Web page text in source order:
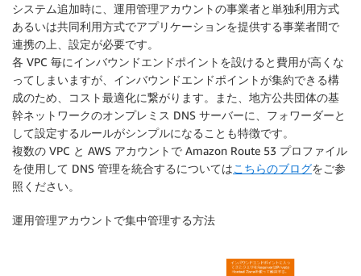
システム追加時に、運用管理アカウントの事業者と単独利用方式
あるいは共同利用方式でアプリケーションを提供する事業者間で
連携の上、設定が必要です。
各 VPC 毎にインバウンドエンドポイントを設けると費用が高くな
ってしまいますが、インバウンドエンドポイントが集約できる構
成のため、コスト最適化に繋がります。また、地方公共団体の基
幹ネットワークのオンプレミス DNS サーバーに、フォワーダーと
して設定するルールがシンプルになることも特徴です。
複数の VPC と AWS アカウントで Amazon Route 53 プロファイル
を使用して DNS 管理を統合するについてはこちらのブログをご参
照ください。
運用管理アカウントで集中管理する方法